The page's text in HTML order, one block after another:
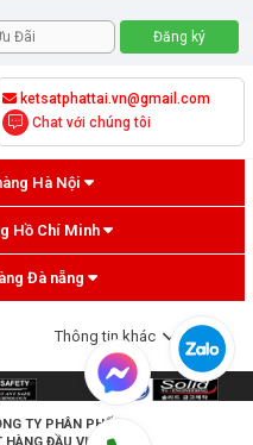
cao cấp
ketsatphattai.vn@gmail.com
Chat với chúng tôi
Hà Nội
Hồ Chí Minh
Đà nẵng
Thông tin khác
TY PHÂN PHỐI
ĐẦU VIỆT NAM